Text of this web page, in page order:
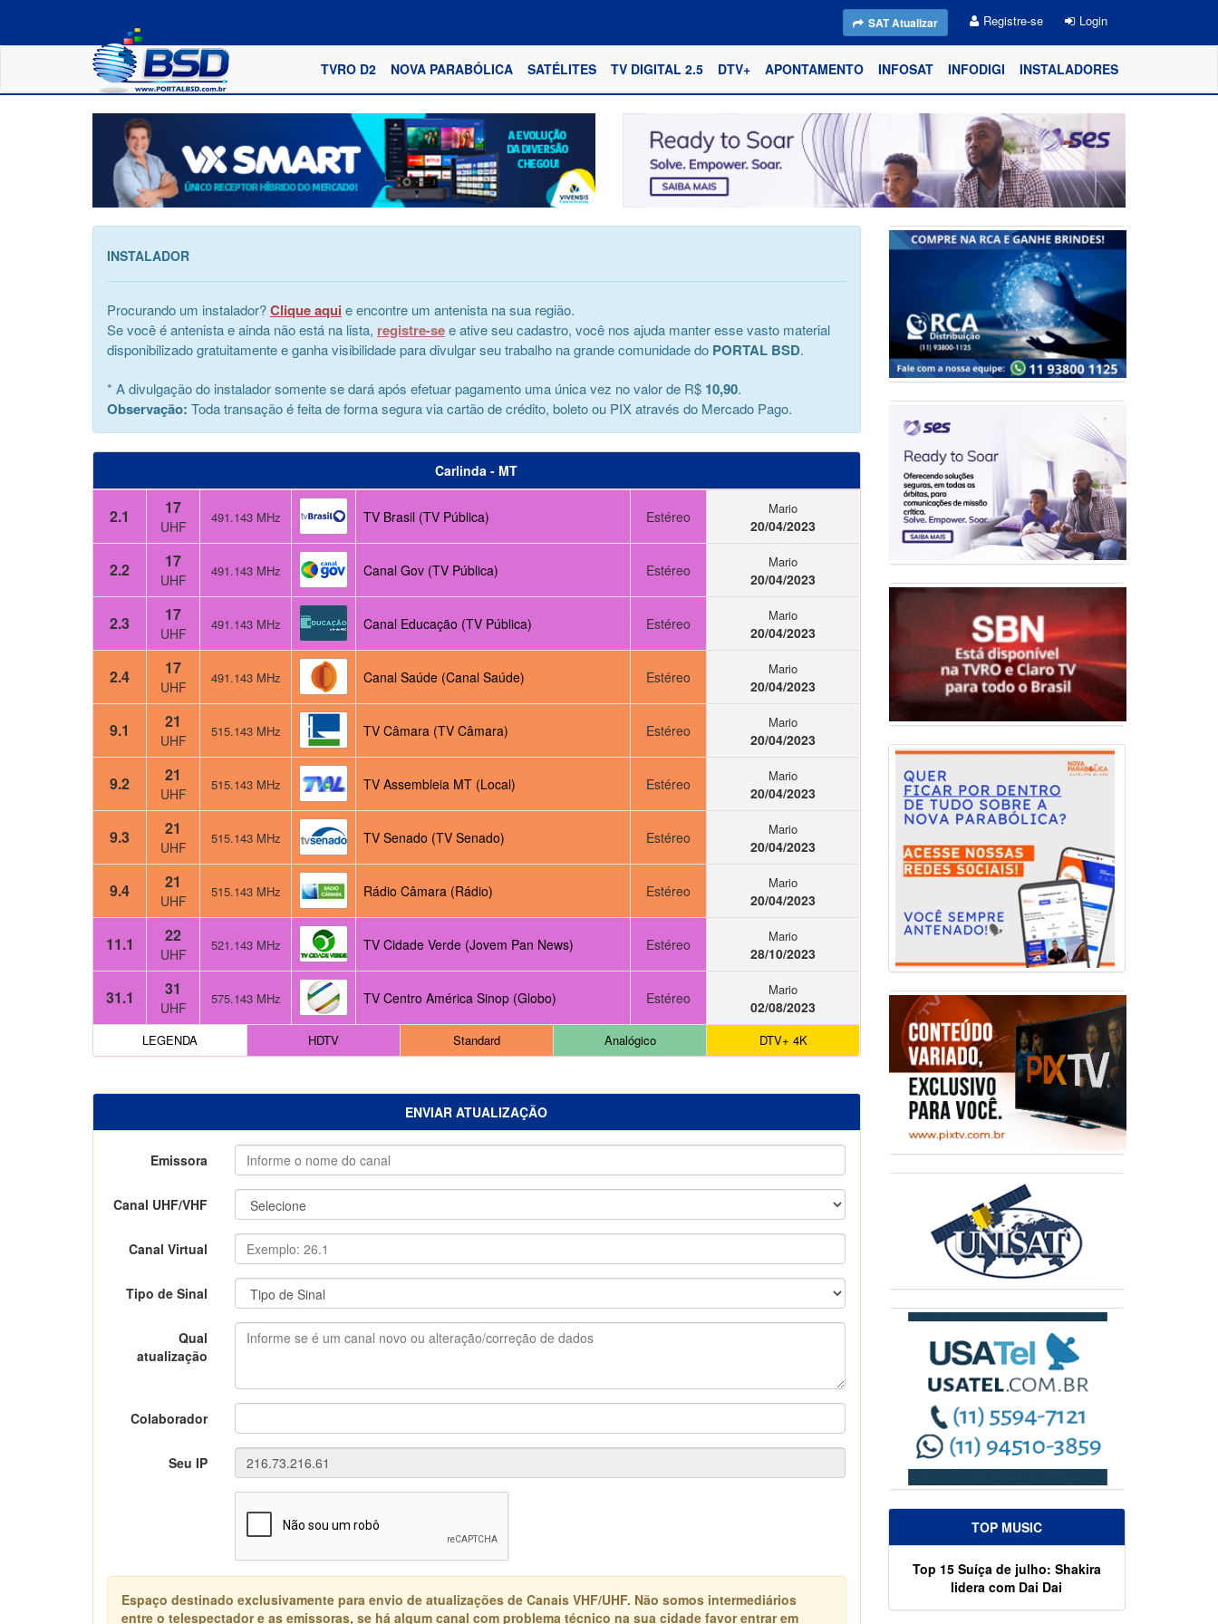
SAT Atualizar Registre-se Login
TVRO D2 NOVA PARABÓLICA SATÉLITES TV DIGITAL 2.5 DTV+ APONTAMENTO INFOSAT INFODIGI INSTALADORES
INSTALADOR
Procurando um instalador?Clique aqui e encontre um antenista na sua região.
Se você é antenista e ainda não está na lista, registre-see ative seu cadastro, você nos ajuda manter esse vasto material
disponibilizado gratuitamente e ganha visibilidade para divulgar seu trabalho na grande comunidade do PORTAL BSD.
* A divulgação do instalador somente se dará após efetuar pagamento uma única vez no valor de R$ 10,90.
Observação: Toda transação é feita de forma segura via cartão de crédito, boleto ou PIX através do Mercado Pago.
Carlinda - MT
2.1 17
UHF
491.143 MHz TV Brasil (TV Pública) Estéreo Mario
20/04/2023
2.2 17
UHF
491.143 MHz Canal Gov (TV Pública) Estéreo Mario
20/04/2023
2.3 17
UHF
491.143 MHz Canal Educação (TV Pública) Estéreo Mario
20/04/2023
2.4 17
UHF
491.143 MHz Canal Saúde (Canal Saúde) Estéreo Mario
20/04/2023
9.1 21
UHF
515.143 MHz TV Câmara (TV Câmara) Estéreo Mario
20/04/2023
9.2 21
UHF
515.143 MHz TV Assembleia MT (Local) Estéreo Mario
20/04/2023
9.3 21
UHF
515.143 MHz TV Senado (TV Senado) Estéreo Mario
20/04/2023
9.4 21
UHF
515.143 MHz Rádio Câmara (Rádio) Estéreo Mario
20/04/2023
11.1 22
UHF
521.143 MHz TV Cidade Verde (Jovem Pan News) Estéreo Mario
28/10/2023
31.1 31
UHF
575.143 MHz TV Centro América Sinop (Globo) Estéreo Mario
02/08/2023
LEGENDA HDTV Standard Analógico DTV+ 4K
ENVIAR ATUALIZAÇÃO
Emissora
Canal UHF/VHF
Canal Virtual
Tipo de Sinal
Qual
atualização
Colaborador
Seu IP
Espaço destinado exclusivamente para envio de atualizações de Canais VHF/UHF. Não somos intermediários
entre o telespectador e as emissoras, se há algum canal com problema técnico na sua cidade favor entrar em
TOP MUSIC
Top 15 Suíça de julho: Shakira
lidera com Dai Dai